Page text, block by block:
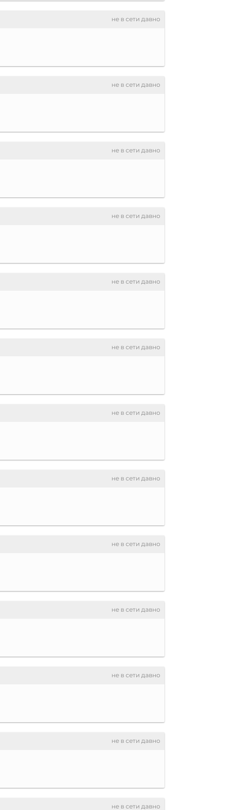
не в сети давно
не в сети давно
не в сети давно
не в сети давно
не в сети давно
не в сети давно
не в сети давно
не в сети давно
не в сети давно
не в сети давно
не в сети давно
не в сети давно
не в сети давно